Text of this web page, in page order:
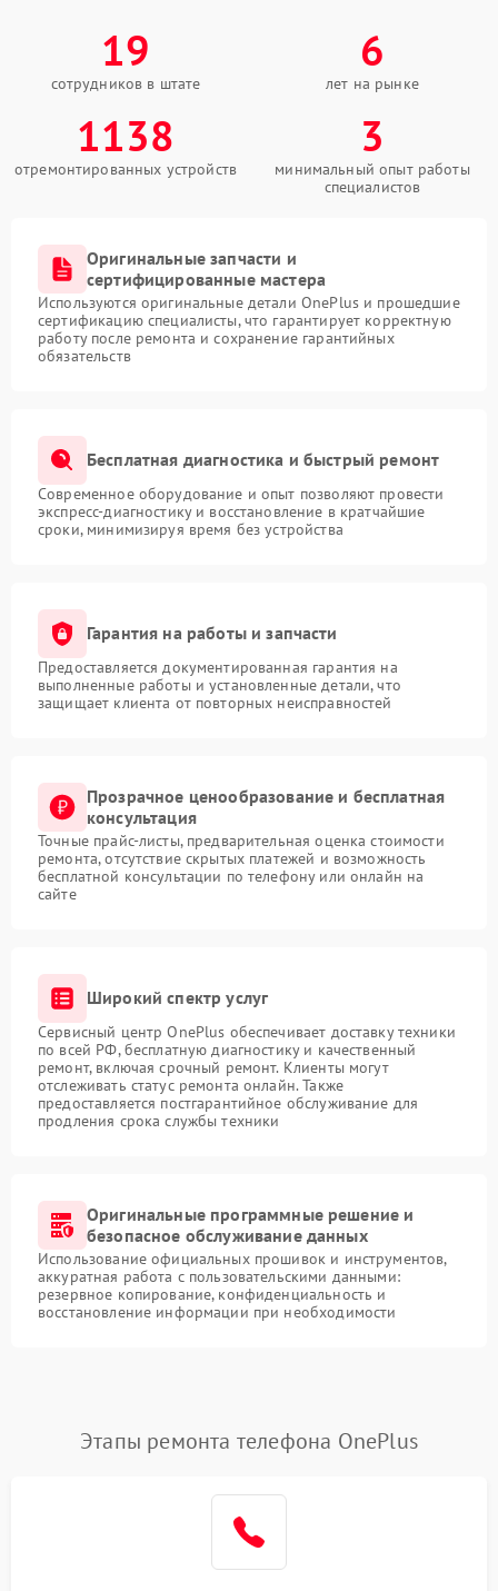
19
сотрудников в штате
6
лет на рынке
1138
отремонтированных устройств
3
минимальный опыт работы
специалистов
Оригинальные запчасти и
сертифицированные мастера
Используются оригинальные детали OnePlus и прошедшие
сертификацию специалисты, что гарантирует корректную
работу после ремонта и сохранение гарантийных
обязательств
Бесплатная диагностика и быстрый ремонт
Современное оборудование и опыт позволяют провести
экспресс-диагностику и восстановление в кратчайшие
сроки, минимизируя время без устройства
Гарантия на работы и запчасти
Предоставляется документированная гарантия на
выполненные работы и установленные детали, что
защищает клиента от повторных неисправностей
Прозрачное ценообразование и бесплатная
консультация
Точные прайс-листы, предварительная оценка стоимости
ремонта, отсутствие скрытых платежей и возможность
бесплатной консультации по телефону или онлайн на
сайте
Широкий спектр услуг
Сервисный центр OnePlus обеспечивает доставку техники
по всей РФ, бесплатную диагностику и качественный
ремонт, включая срочный ремонт. Клиенты могут
отслеживать статус ремонта онлайн. Также
предоставляется постгарантийное обслуживание для
продления срока службы техники
Оригинальные программные решение и
безопасное обслуживание данных
Использование официальных прошивок и инструментов,
аккуратная работа с пользовательскими данными:
резервное копирование, конфиденциальность и
восстановление информации при необходимости
Этапы ремонта телефона OnePlus